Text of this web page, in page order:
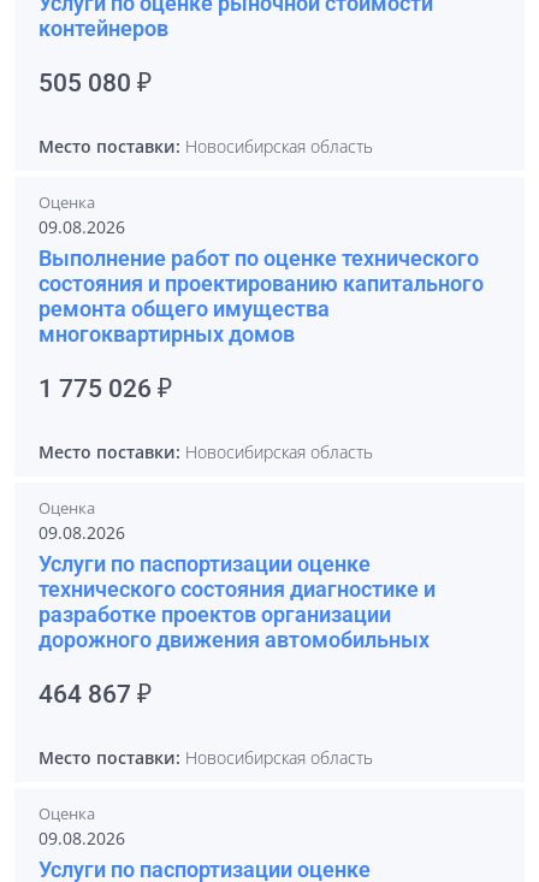
контейнеров
505 080 ₽
Место поставки: Новосибирская область
Оценка
09.08.2026
Выполнение работ по оценке технического
состояния и проектированию капитального
ремонта общего имущества
многоквартирных домов
1 775 026 ₽
Место поставки: Новосибирская область
Оценка
09.08.2026
Услуги по паспортизации оценке
технического состояния диагностике и
разработке проектов организации
дорожного движения автомобильных
464 867 ₽
Место поставки: Новосибирская область
Оценка
09.08.2026
Услуги по паспортизации оценке